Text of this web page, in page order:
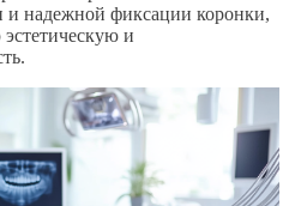
и надежной фиксации коронки,
и